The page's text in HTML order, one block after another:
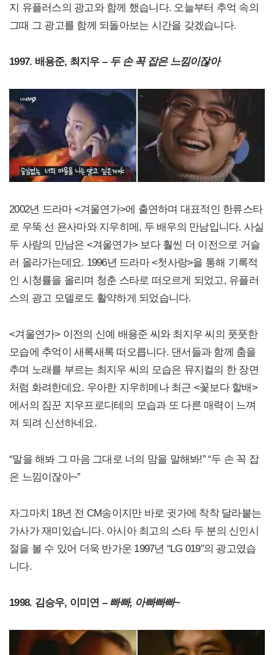
지 유플러스의 광고와 함께 했습니다. 오늘부터 추억 속의
그때 그 광고를 함께 되돌아보는 시간을 갖겠습니다.
1997. 배용준, 최지우 – 두 손 꼭 잡은 느낌이잖아
2002년 드라마 <겨울연가>에 출연하며 대표적인 한류스타
로 우뚝 선 욘사마와 지우히메, 두 배우의 만남입니다. 사실
두 사람의 만남은 <겨울연가> 보다 훨씬 더 이전으로 거슬
러 올라가는데요. 1996년 드라마 <첫사랑>을 통해 기록적
인 시청률을 올리며 청춘 스타로 떠오르게 되었고, 유플러
스의 광고 모델로도 활약하게 되었습니다.
<겨울연가> 이전의 신예 배용준 씨와 최지우 씨의 풋풋한
모습에 추억이 새록새록 떠오릅니다. 댄서들과 함께 춤을
추며 노래를 부르는 최지우 씨의 모습은 뮤지컬의 한 장면
처럼 화려한데요. 우아한 지우히메나 최근 <꽃보다 할배>
에서의 짐꾼 지우프로디테의 모습과 또 다른 매력이 느껴
져 되려 신선하네요.
“말을 해봐 그 마음 그대로 너의 맘을 말해봐!” “두 손 꼭 잡
은 느낌이잖아~”
자그마치 18년 전 CM송이지만 바로 귓가에 착착 달라붙는
가사가 재미있습니다. 아시아 최고의 스타 두 분의 신인시
절을 볼 수 있어 더욱 반가운 1997년 “LG 019″의 광고였습
니다.
1998. 김승우, 이미연 – 빠빠, 아빠빠빠~